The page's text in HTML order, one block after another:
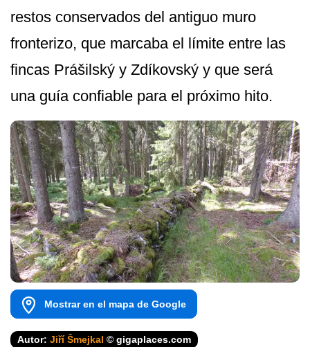
restos conservados del antiguo muro
fronterizo, que marcaba el límite entre las
fincas Prášilský y Zdíkovský y que será
una guía confiable para el próximo hito.
Mostrar en el mapa de Google
Autor: Jiří Šmejkal © gigaplaces.com